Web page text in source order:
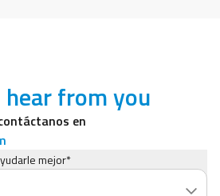
hear from you
en
mejor*